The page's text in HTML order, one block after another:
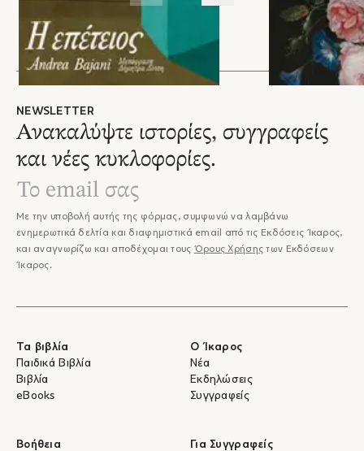
NEWSLETTER
Ανακαλύψτε ιστορίες, συγγραφείς
και νέες κυκλοφορίες.
Με την υποβολή αυτής της φόρμας, συμφωνώ να λαμβάνω
ενημερωτικά δελτία και διαφημιστικά email από τις Εκδόσεις Ίκαρος,
και αναγνωρίζω και αποδέχομαι τους Όρους Χρήσης των Εκδόσεων
Ίκαρος.
Τα βιβλία
Παιδικά Βιβλία
Βιβλία
eBooks
Ο Ίκαρος
Νέα
Εκδηλώσεις
Συγγραφείς
Βοήθεια
Για Συγγραφείς